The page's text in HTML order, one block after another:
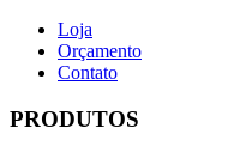
Loja
Orçamento
Contato
PRODUTOS